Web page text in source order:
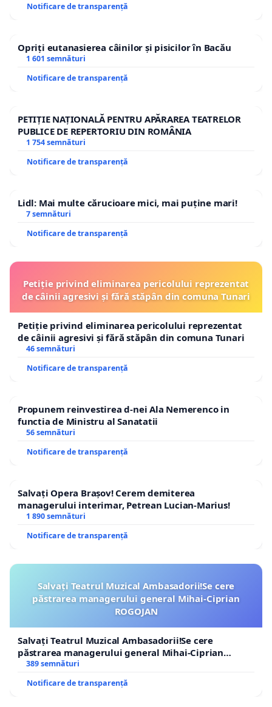
Notificare de transparență
Opriți eutanasierea câinilor și pisicilor în Bacău
1 601 semnături
Notificare de transparență
PETIȚIE NAȚIONALĂ PENTRU APĂRAREA TEATRELOR
PUBLICE DE REPERTORIU DIN ROMÂNIA
1 754 semnături
Notificare de transparență
Lidl: Mai multe cărucioare mici, mai puține mari!
7 semnături
Notificare de transparență
Petiție privind eliminarea pericolului reprezentat
de câinii agresivi și fără stăpân din comuna Tunari
Petiție privind eliminarea pericolului reprezentat
de câinii agresivi și fără stăpân din comuna Tunari
46 semnături
Notificare de transparență
Propunem reinvestirea d-nei Ala Nemerenco in
functia de Ministru al Sanatatii
56 semnături
Notificare de transparență
Salvați Opera Brașov! Cerem demiterea
managerului interimar, Petrean Lucian-Marius!
1 890 semnături
Notificare de transparență
Salvați Teatrul Muzical Ambasadorii!Se cere
păstrarea managerului general Mihai-Ciprian
ROGOJAN
Salvați Teatrul Muzical Ambasadorii!Se cere
păstrarea managerului general Mihai-Ciprian
ROGOJAN
389 semnături
Notificare de transparență